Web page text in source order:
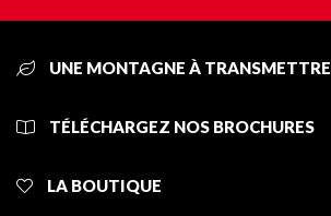
UNE MONTAGNE À TRANSMETTRE
TÉLÉCHARGEZ NOS BROCHURES
LA BOUTIQUE